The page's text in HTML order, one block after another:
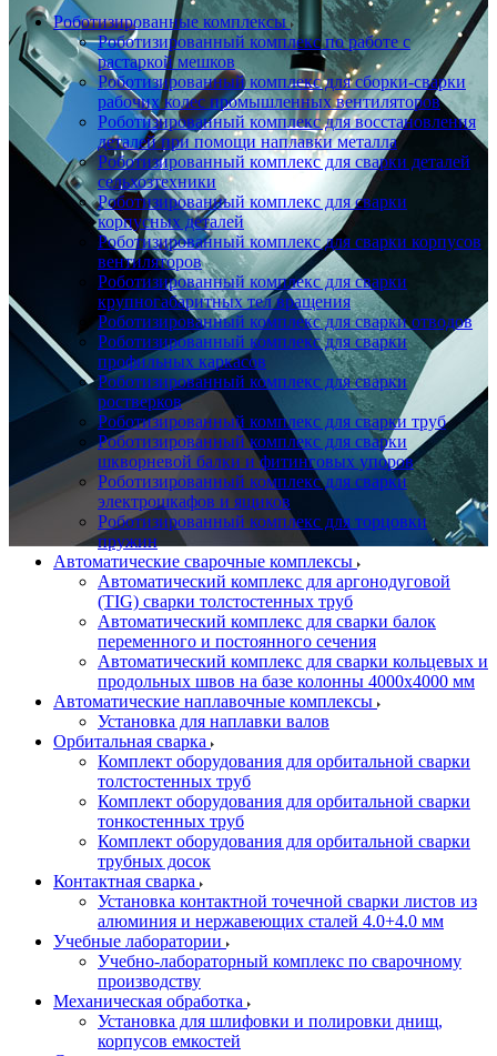
Роботизированные комплексы
Роботизированный комплекс по работе с
растаркой мешков
Роботизированный комплекс для сборки-сварки
рабочих колес промышленных вентиляторов
Роботизированный комплекс для восстановления
деталей при помощи наплавки металла
Роботизированный комплекс для сварки деталей
сельхозтехники
Роботизированный комплекс для сварки
корпусных деталей
Роботизированный комплекс для сварки корпусов
вентиляторов
Роботизированный комплекс для сварки
крупногабаритных тел вращения
Роботизированный комплекс для сварки отводов
Роботизированный комплекс для сварки
профильных каркасов
Роботизированный комплекс для сварки
ростверков
Роботизированный комплекс для сварки труб
Роботизированный комплекс для сварки
шкворневой балки и фитинговых упоров
Роботизированный комплекс для сварки
электрошкафов и ящиков
Роботизированный комплекс для торцовки
пружин
Автоматические сварочные комплексы
Автоматический комплекс для аргонодуговой
(TIG) сварки толстостенных труб
Автоматический комплекс для сварки балок
переменного и постоянного сечения
Автоматический комплекс для сварки кольцевых и
продольных швов на базе колонны 4000x4000 мм
Автоматические наплавочные комплексы
Установка для наплавки валов
Орбитальная сварка
Комплект оборудования для орбитальной сварки
толстостенных труб
Комплект оборудования для орбитальной сварки
тонкостенных труб
Комплект оборудования для орбитальной сварки
трубных досок
Контактная сварка
Установка контактной точечной сварки листов из
алюминия и нержавеющих сталей 4.0+4.0 мм
Учебные лаборатории
Учебно-лабораторный комплекс по сварочному
производству
Механическая обработка
Установка для шлифовки и полировки днищ,
корпусов емкостей